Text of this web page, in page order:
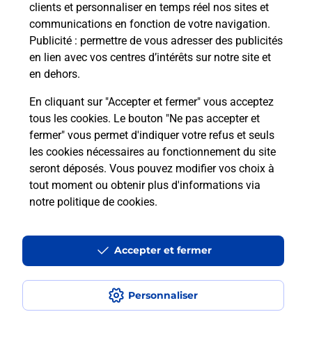
clients et personnaliser en temps réel nos sites et
communications en fonction de votre navigation.
Publicité : permettre de vous adresser des publicités
en lien avec vos centres d’intérêts sur notre site et
en dehors.
En cliquant sur "Accepter et fermer" vous acceptez
tous les cookies. Le bouton "Ne pas accepter et
fermer" vous permet d'indiquer votre refus et seuls
les cookies nécessaires au fonctionnement du site
seront déposés. Vous pouvez modifier vos choix à
tout moment ou obtenir plus d'informations via
notre politique de cookies.
Personnaliser
Accepter et fermer
Comment est installée la
téléassistance classique ?
Localiser Liste
Liste - téléassistance
Lot-et-Garonne - téléassistance
Cancon - téléassistance
Accessibilité : partiellement conforme
Conditions contractuelles
Mentions légales